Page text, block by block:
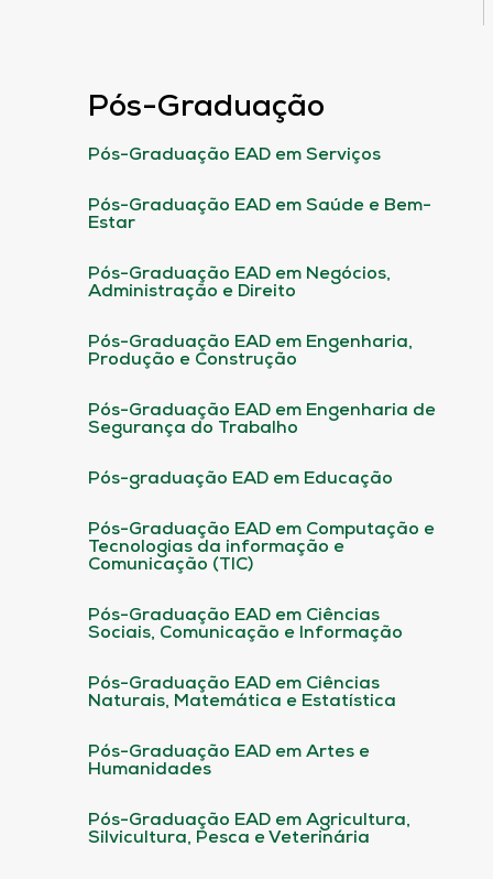
Pós-Graduação
Pós-Graduação EAD em Serviços
Pós-Graduação EAD em Saúde e Bem-
Estar
Pós-Graduação EAD em Negócios,
Administração e Direito
Pós-Graduação EAD em Engenharia,
Produção e Construção
Pós-Graduação EAD em Engenharia de
Segurança do Trabalho
Pós-graduação EAD em Educação
Pós-Graduação EAD em Computação e
Tecnologias da informação e
Comunicação (TIC)
Pós-Graduação EAD em Ciências
Sociais, Comunicação e Informação
Pós-Graduação EAD em Ciências
Naturais, Matemática e Estatística
Pós-Graduação EAD em Artes e
Humanidades
Pós-Graduação EAD em Agricultura,
Silvicultura, Pesca e Veterinária